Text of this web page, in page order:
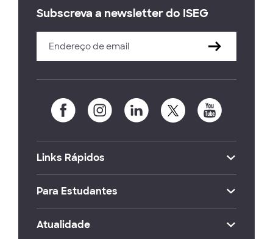
Subscreva a newsletter do ISEG
Links Rápidos
Para Estudantes
Atualidade